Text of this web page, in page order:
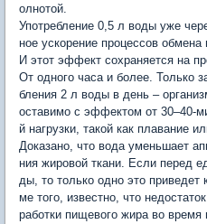
олнотой.
Употребление 0,5 л воды уже
ное ускорение процессов
И этот эффект сохраняется на
От одного часа и более. Только
бления 2 л воды в день –
оставимо с эффектом от 30–40-
й нагрузки, такой как плавание
Доказано, что вода уменьшает
ния жировой ткани. Если перед
ды, то только одно это приведет
ме того, известно, что
работки пищевого жира во время